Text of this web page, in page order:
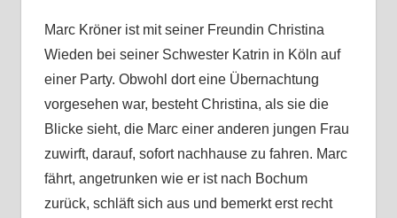
Marc Kröner ist mit seiner Freundin Christina
Wieden bei seiner Schwester Katrin in Köln auf
einer Party. Obwohl dort eine Übernachtung
vorgesehen war, besteht Christina, als sie die
Blicke sieht, die Marc einer anderen jungen Frau
zuwirft, darauf, sofort nachhause zu fahren. Marc
fährt, angetrunken wie er ist nach Bochum
zurück, schläft sich aus und bemerkt erst recht